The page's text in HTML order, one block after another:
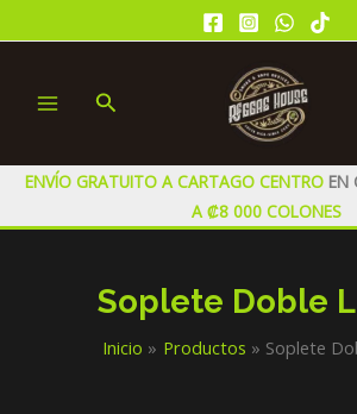
al
MENU
Buscar
ENVÍO GRATUITO A CARTAGO CENTRO EN
A ₡8 000 COLONES
Soplete Doble
Inicio Productos Soplete